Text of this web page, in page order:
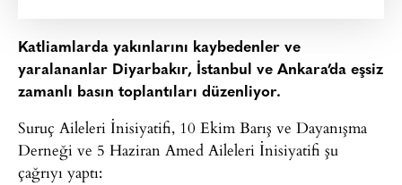
Katliamlarda yakınlarını kaybedenler ve
yaralananlar Diyarbakır, İstanbul ve Ankara’da eşsiz
zamanlı basın toplantıları düzenliyor.
Suruç Aileleri İnisiyatifi, 10 Ekim Barış ve Dayanışma
Derneği ve 5 Haziran Amed Aileleri İnisiyatifi şu
çağrıyı yaptı: